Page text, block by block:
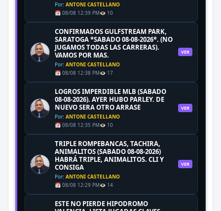
Por: ANTONI CASTELLANO
📅 08/08 12:39 PM👁️ 10
CONFIRMADOS GULFSTREAM PARK,
SARATOGA *SABADO 08-08-2026*. (NO
JUGAMOS TODAS LAS CARRERAS).
VAMOS POR MAS.
Por: ANTONI CASTELLANO
📅 08/08 12:38 PM👁️ 17
VER
LOGROS IMPERDIBLE MLB (SABADO
08-08-2026). AYER HUBO PARLEY. DE
NUEVO SERA OTRO ARRASE
Por: ANTONI CASTELLANO
📅 08/08 12:35 PM👁️ 10
VER
TRIPLE ROMPEBANCAS, TACHIRA,
ANIMALITOS (SABADO 08-08-2026)
HABRÁ TRIPLE, ANIMALITOS. CLI Y
CONSIGA
Por: ANTONI CASTELLANO
📅 08/08 12:29 PM👁️ 14
VER
ESTE NO PIERDE HIPODROMO